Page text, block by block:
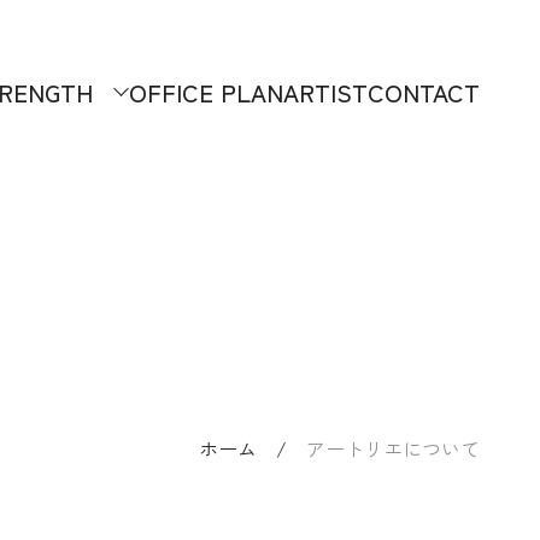
OFFICE PLANARTISTCONTACT
ホーム / アートリエについて